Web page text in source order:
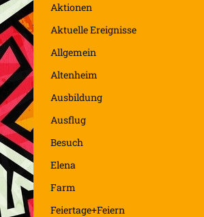
Aktionen
Aktuelle Ereignisse
Allgemein
Altenheim
Ausbildung
Ausflug
Besuch
Elena
Farm
Feiertage+Feiern